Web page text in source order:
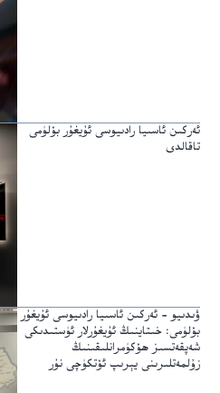
ئەركىن ئاسىيا رادىيوسى ئۇيغۇر بۆلۈمى
تاقالدى
ۋىدىيو – ئەركىن ئاسىيا رادىيوسى ئۇيغۇر
بۆلۈمى: خىتاينىڭ ئۇيغۇرلار ئۈستىدىكى
شەپقەتسىز ھۆكۈمرانلىقىنىڭ
زۇلمەتلىرىنى يېرىپ ئۆتكۈچى نۇر